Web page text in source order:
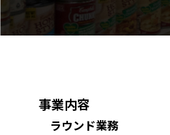
事業内容
ラウンド業務